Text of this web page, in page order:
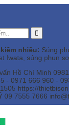
nhiều: Súng
Iwata, súng phun
Hồ Chí Minh
- 0971 666 960 -
https://
09 7555 7666